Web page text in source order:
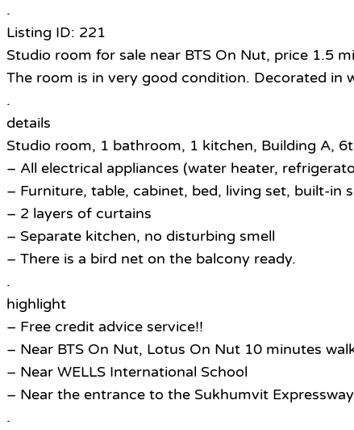
.
Listing ID: 221
Studio room for sale near BTS On Nut, price 1.5
The room is in very good condition. Decorated
.
details
Studio room, 1 bathroom, 1 kitchen, Building A,
– All electrical appliances (water heater,
– Furniture, table, cabinet, bed, living set, built-in
– 2 layers of curtains
– Separate kitchen, no disturbing smell
– There is a bird net on the balcony ready.
.
highlight
– Free credit advice service!!
– Near BTS On Nut, Lotus On Nut 10 minutes
– Near WELLS International School
– Near the entrance to the Sukhumvit
.